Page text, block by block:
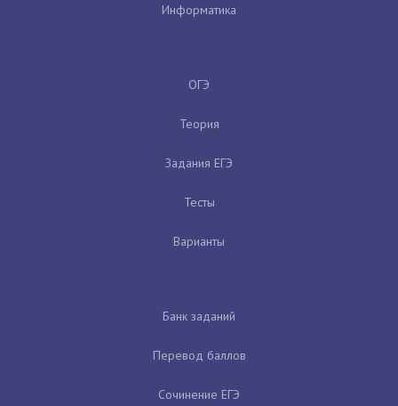
Информатика
ОГЭ
Теория
Задания ЕГЭ
Тесты
Варианты
Банк заданий
Перевод баллов
Сочинение ЕГЭ